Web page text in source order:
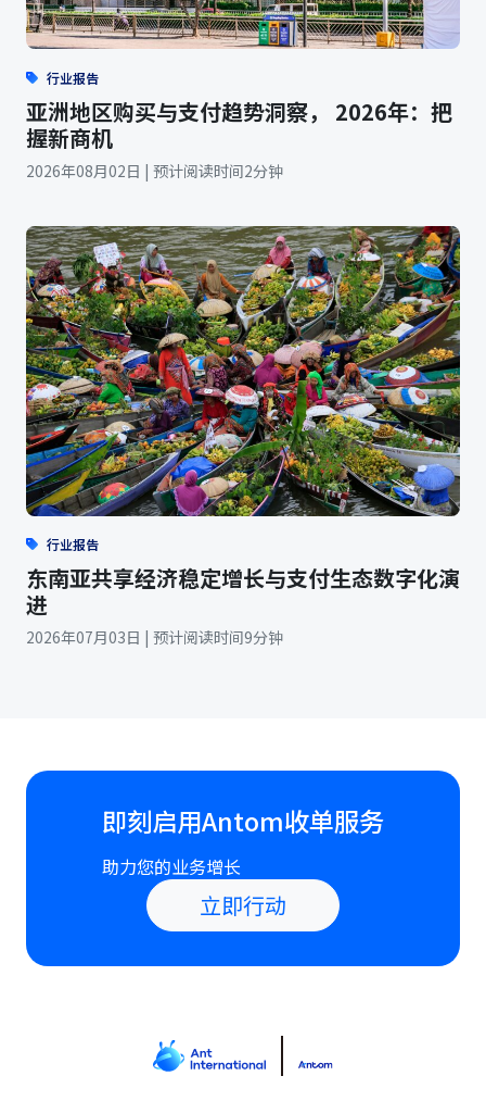
行业报告
亚洲地区购买与支付趋势洞察， 2026年：把
握新商机
2026年08月02日 | 预计阅读时间2分钟
行业报告
东南亚共享经济稳定增长与支付生态数字化演
进
2026年07月03日 | 预计阅读时间9分钟
即刻启用Antom收单服务
助力您的业务增长
立即行动